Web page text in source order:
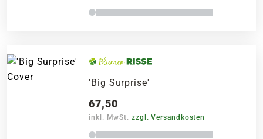
'Big Surprise'
67,50
inkl. MwSt. zzgl. Versandkosten